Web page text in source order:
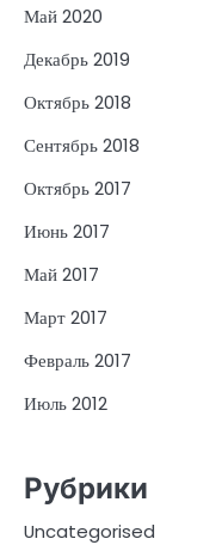
Май 2020
Декабрь 2019
Октябрь 2018
Сентябрь 2018
Октябрь 2017
Июнь 2017
Май 2017
Март 2017
Февраль 2017
Июль 2012
Рубрики
Uncategorised